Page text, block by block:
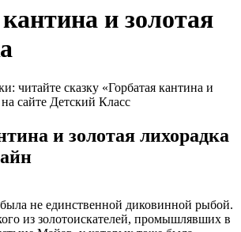
и золотая
читайте сказку «Горбатая кантина и
сайте Детский Класс
и золотая лихорадка
не единственной диковинной рыбой.
из золотоискателей, промышлявших в